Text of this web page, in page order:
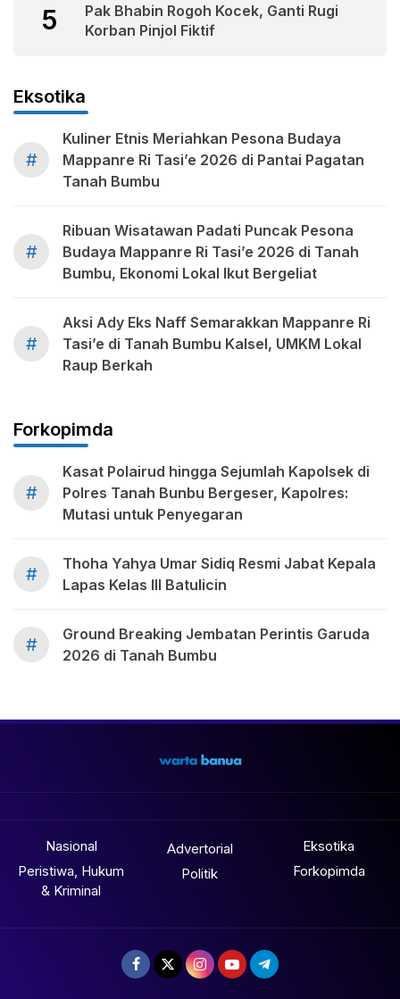
5
Pak Bhabin Rogoh Kocek, Ganti Rugi
Korban Pinjol Fiktif
Eksotika
#
Kuliner Etnis Meriahkan Pesona Budaya
Mappanre Ri Tasi’e 2026 di Pantai Pagatan
Tanah Bumbu
#
Ribuan Wisatawan Padati Puncak Pesona
Budaya Mappanre Ri Tasi’e 2026 di Tanah
Bumbu, Ekonomi Lokal Ikut Bergeliat
#
Aksi Ady Eks Naff Semarakkan Mappanre Ri
Tasi’e di Tanah Bumbu Kalsel, UMKM Lokal
Raup Berkah
Forkopimda
#
Kasat Polairud hingga Sejumlah Kapolsek di
Polres Tanah Bunbu Bergeser, Kapolres:
Mutasi untuk Penyegaran
#
Thoha Yahya Umar Sidiq Resmi Jabat Kepala
Lapas Kelas III Batulicin
#
Ground Breaking Jembatan Perintis Garuda
2026 di Tanah Bumbu
Nasional
Peristiwa, Hukum
& Kriminal
Advertorial
Politik
Eksotika
Forkopimda